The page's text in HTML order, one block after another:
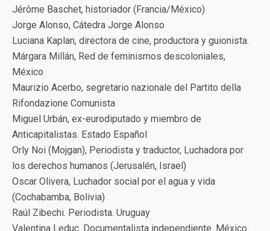
Jérôme Baschet, historiador (Francia/México)
Jorge Alonso, Cátedra Jorge Alonso
Luciana Kaplan, directora de cine, productora y guionista.
Márgara Millán, Red de feminismos descoloniales,
México
Maurizio Acerbo, segretario nazionale del Partito della
Rifondazione Comunista
Miguel Urbán, ex-eurodiputado y miembro de
Anticapitalistas. Estado Español
Orly Noi (Mojgan), Periodista y traductor, Luchadora por
los derechos humanos (Jerusalén, Israel)
Oscar Olivera, Luchador social por el agua y vida
(Cochabamba, Bolivia)
Raúl Zibechi. Periodista. Uruguay
Valentina Leduc. Documentalista independiente. México.